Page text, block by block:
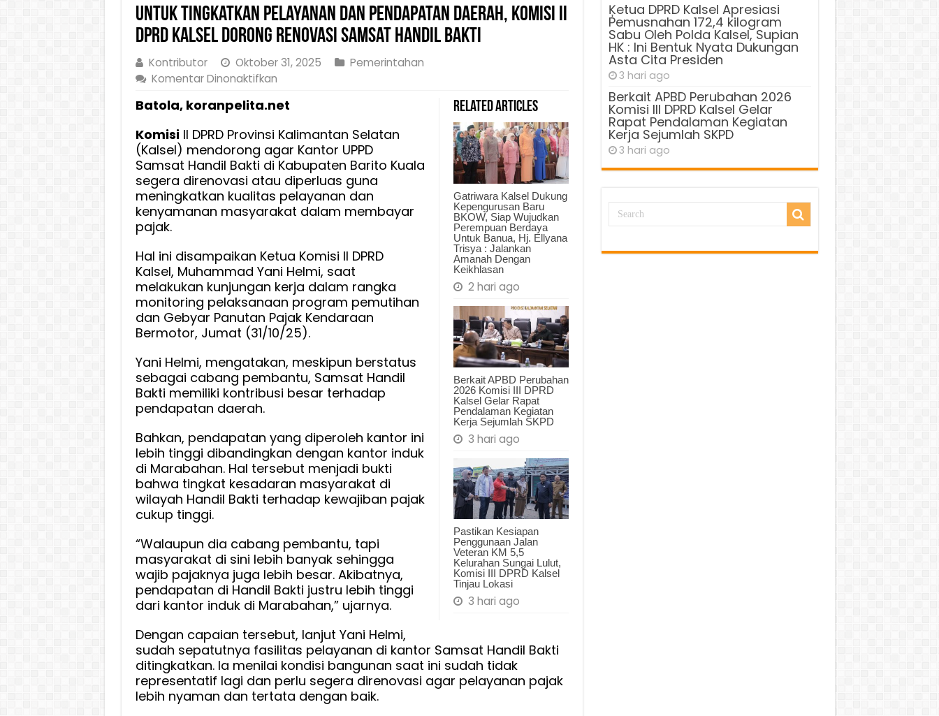
Untuk Tingkatkan Pelayanan dan Pendapatan Daerah, Komisi II
DPRD Kalsel Dorong Renovasi Samsat Handil Bakti
Kontributor Oktober 31, 2025
Pemerintahan
Komentar Dinonaktifkanpada
Tingkatkan
dan
Pendapatan
Daerah,
Komisi
II
Dorong
Renovasi
Samsat
Handil
Bakti
Related Articles
Gatriwara Kalsel Dukung
Kepengurusan Baru
BKOW, Siap Wujudkan
Perempuan Berdaya
Untuk Banua, Hj. Ellyana
Trisya : Jalankan
Amanah Dengan
Keikhlasan
2 hari ago
Berkait APBD Perubahan
2026 Komisi III DPRD
Kalsel Gelar Rapat
Pendalaman Kegiatan
Kerja Sejumlah SKPD
3 hari ago
Pastikan Kesiapan
Penggunaan Jalan
Veteran KM 5,5
Kelurahan Sungai Lulut,
Komisi III DPRD Kalsel
Tinjau Lokasi
3 hari ago
Batola, koranpelita.net
KomisiII DPRD Provinsi Kalimantan Selatan
(Kalsel) mendorong agar Kantor UPPD
Samsat Handil Bakti di Kabupaten Barito Kuala
segera direnovasi atau diperluas guna
meningkatkan kualitas pelayanan dan
kenyamanan masyarakat dalam membayar
pajak.
Hal ini disampaikan Ketua Komisi II DPRD
Kalsel, Muhammad Yani Helmi, saat
melakukan kunjungan kerja dalam rangka
monitoring pelaksanaan program pemutihan
dan Gebyar Panutan Pajak Kendaraan
Bermotor, Jumat (31/10/25).
Yani Helmi, mengatakan, meskipun berstatus
sebagai cabang pembantu, Samsat Handil
Bakti memiliki kontribusi besar terhadap
pendapatan daerah.
Bahkan, pendapatan yang diperoleh kantor ini
lebih tinggi dibandingkan dengan kantor induk
di Marabahan. Hal tersebut menjadi bukti
bahwa tingkat kesadaran masyarakat di
wilayah Handil Bakti terhadap kewajiban pajak
cukup tinggi.
“Walaupun dia cabang pembantu, tapi
masyarakat di sini lebih banyak sehingga
wajib pajaknya juga lebih besar. Akibatnya,
pendapatan di Handil Bakti justru lebih tinggi
dari kantor induk di Marabahan,” ujarnya.
Dengan capaian tersebut, lanjut Yani Helmi,
sudah sepatutnya fasilitas pelayanan di kantor Samsat Handil Bakti
ditingkatkan. Ia menilai kondisi bangunan saat ini sudah tidak
representatif lagi dan perlu segera direnovasi agar pelayanan pajak
lebih nyaman dan tertata dengan baik.
Ķetua DPRD Kalsel Apresiasi
Pemusnahan 172,4 kilogram
Sabu Oleh Polda Kalsel, Supian
HK : Ini Bentuk Nyata Dukungan
Asta Cita Presiden
3 hari ago
Berkait APBD Perubahan 2026
Komisi III DPRD Kalsel Gelar
Rapat Pendalaman Kegiatan
Kerja Sejumlah SKPD
3 hari ago